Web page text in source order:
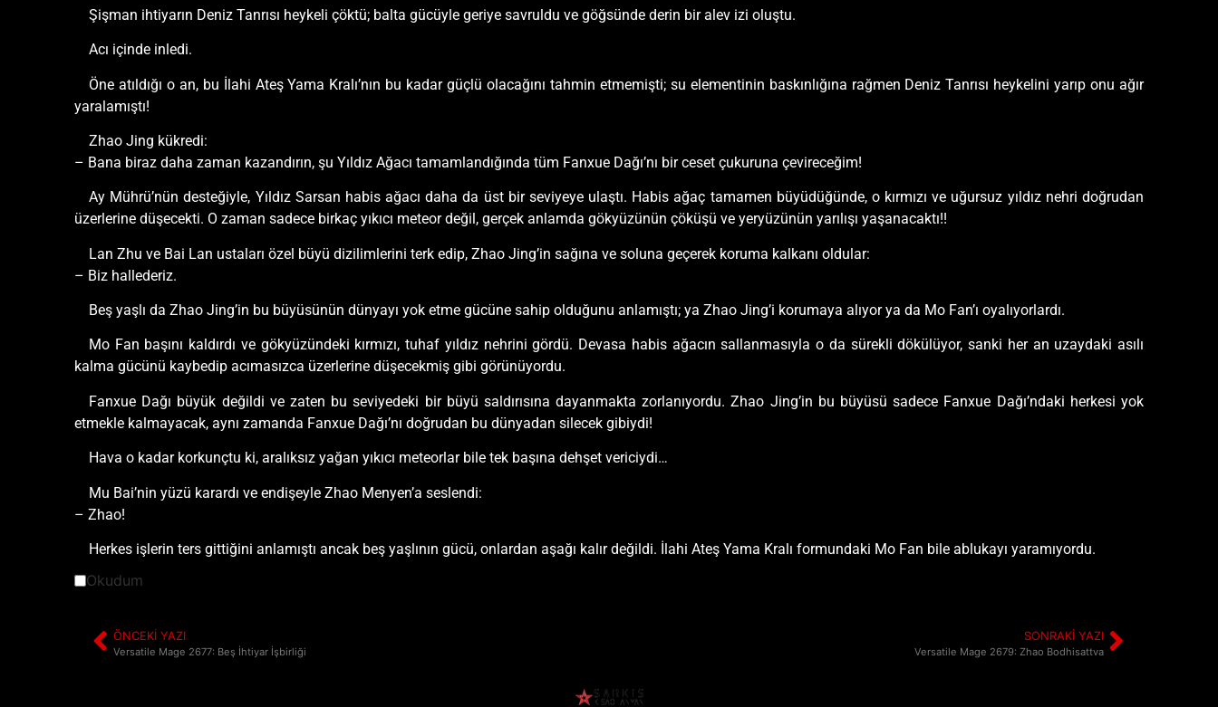
Şişman ihtiyarın Deniz Tanrısı heykeli çöktü; balta gücüyle geriye savruldu ve göğsünde derin bir alev izi oluştu.
Acı içinde inledi.
Öne atıldığı o an, bu İlahi Ateş Yama Kralı’nın bu kadar güçlü olacağını tahmin etmemişti; su elementinin baskınlığına rağmen Deniz Tanrısı heykelini yarıp onu ağır
yaralamıştı!
Zhao Jing kükredi:
– Bana biraz daha zaman kazandırın, şu Yıldız Ağacı tamamlandığında tüm Fanxue Dağı’nı bir ceset çukuruna çevireceğim!
Ay Mührü’nün desteğiyle, Yıldız Sarsan habis ağacı daha da üst bir seviyeye ulaştı. Habis ağaç tamamen büyüdüğünde, o kırmızı ve uğursuz yıldız nehri doğrudan
üzerlerine düşecekti. O zaman sadece birkaç yıkıcı meteor değil, gerçek anlamda gökyüzünün çöküşü ve yeryüzünün yarılışı yaşanacaktı!!
Lan Zhu ve Bai Lan ustaları özel büyü dizilimlerini terk edip, Zhao Jing’in sağına ve soluna geçerek koruma kalkanı oldular:
– Biz hallederiz.
Beş yaşlı da Zhao Jing’in bu büyüsünün dünyayı yok etme gücüne sahip olduğunu anlamıştı; ya Zhao Jing’i korumaya alıyor ya da Mo Fan’ı oyalıyorlardı.
Mo Fan başını kaldırdı ve gökyüzündeki kırmızı, tuhaf yıldız nehrini gördü. Devasa habis ağacın sallanmasıyla o da sürekli dökülüyor, sanki her an uzaydaki asılı
kalma gücünü kaybedip acımasızca üzerlerine düşecekmiş gibi görünüyordu.
Fanxue Dağı büyük değildi ve zaten bu seviyedeki bir büyü saldırısına dayanmakta zorlanıyordu. Zhao Jing’in bu büyüsü sadece Fanxue Dağı’ndaki herkesi yok
etmekle kalmayacak, aynı zamanda Fanxue Dağı’nı doğrudan bu dünyadan silecek gibiydi!
Hava o kadar korkunçtu ki, aralıksız yağan yıkıcı meteorlar bile tek başına dehşet vericiydi…
Mu Bai’nin yüzü karardı ve endişeyle Zhao Menyen’a seslendi:
– Zhao!
Herkes işlerin ters gittiğini anlamıştı ancak beş yaşlının gücü, onlardan aşağı kalır değildi. İlahi Ateş Yama Kralı formundaki Mo Fan bile ablukayı yaramıyordu.
Okudum
ÖNCEKI YAZI
Versatile Mage 2677: Beş İhtiyar İşbirliği
SONRAKI YAZI
Versatile Mage 2679: Zhao Bodhisattva